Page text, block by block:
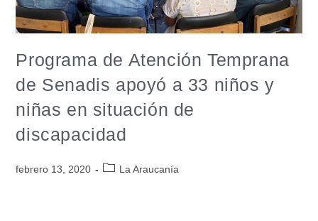
Programa de Atención Temprana
de Senadis apoyó a 33 niños y
niñas en situación de
discapacidad
febrero 13, 2020 La Araucanía